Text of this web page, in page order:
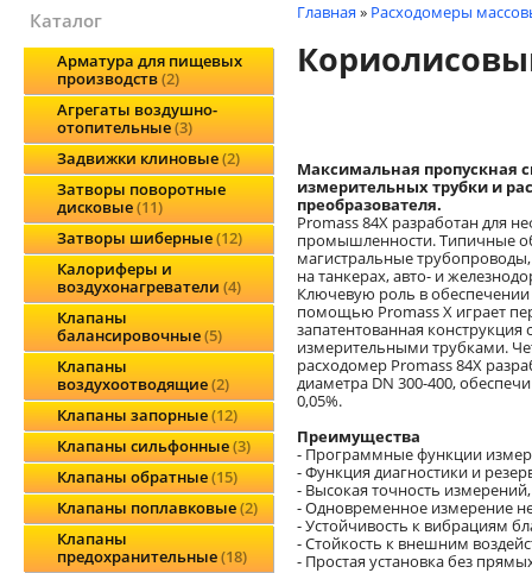
Каталог
Арматура для пищевых
производств 2
Агрегаты воздушно-
отопительные 3
Задвижки клиновые 2
Затворы поворотные
дисковые 11
Затворы шиберные 12
Калориферы и
воздухонагреватели 4
Клапаны
балансировочные 5
Клапаны
воздухоотводящие 2
Клапаны запорные 12
Клапаны сильфонные 3
Клапаны обратные 15
Клапаны поплавковые 2
Клапаны
предохранительные 18
Главная » Расходомеры
Максимальная пропускная
измерительных трубки и
преобразователя.
Promass 84X разработан для
промышленности. Типичные
магистральные
на танкерах, авто- и
Ключевую роль в
помощью Promass X играет
запатентованная конструкция
измерительными трубками.
расходомер Promass 84X
диаметра DN 300-400,
0,05%.
Преимущества
- Программные функции
- Функция диагностики и
- Высокая точность
- Одновременное измерение
- Устойчивость к вибрациям
- Стойкость к внешним
- Простая установка без